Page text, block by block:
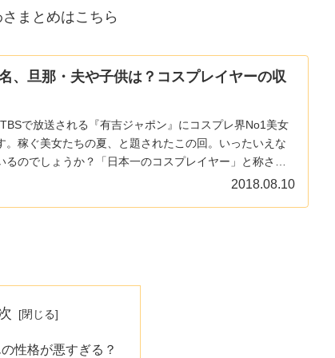
まとめはこちら
、旦那・夫や子供は？コスプレイヤーの収
で放送される『有吉ジャポン』にコスプレ界No1美女
。稼ぐ美女たちの夏、と題されたこの回。いったいえな
のでしょうか？「日本一のコスプレイヤー」と称され
2018.08.10
性格が悪すぎる？